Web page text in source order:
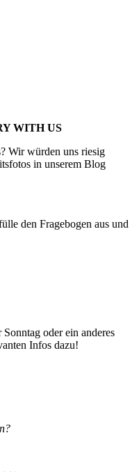
WITH US
Wir würden uns riesig
in unserem Blog
den Fragebogen aus und
oder ein anderes
Infos dazu!